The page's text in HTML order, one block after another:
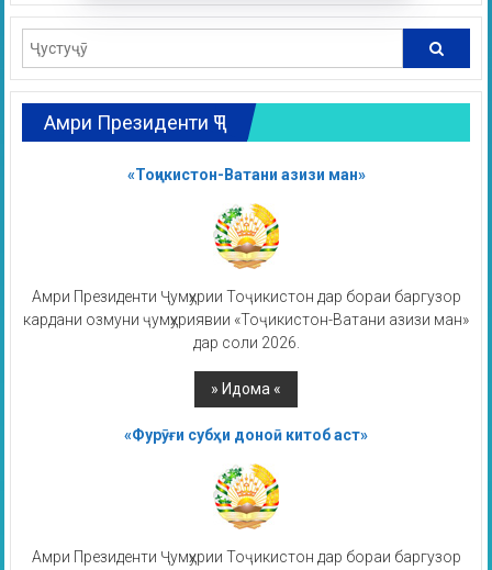
Амри Президенти ҶТ
«Тоҷикистон-Ватани азизи ман»
Амри Президенти Ҷумҳурии Тоҷикистон дар бораи баргузор
кардани озмуни ҷумҳуриявии «Тоҷикистон-Ватани азизи ман»
дар соли 2026.
«Фурӯғи субҳи доноӣ китоб аст»
Амри Президенти Ҷумҳурии Тоҷикистон дар бораи баргузор